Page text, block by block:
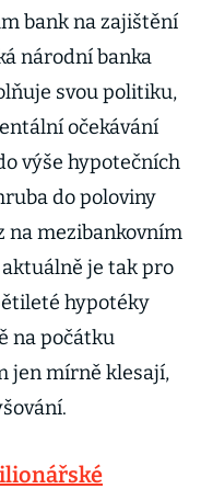
bank na zajištění
národní banka
svou politiku,
očekávání
výše hypotečních
do poloviny
na mezibankovním
je tak pro
hypotéky
na počátku
jen mírně klesají,